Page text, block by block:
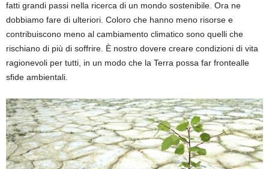
fatti grandi passi nella ricerca di un mondo sostenibile. Ora ne
dobbiamo fare di ulteriori. Coloro che hanno meno risorse e
contribuiscono meno al cambiamento climatico sono quelli che
rischiano di più di soffrire. È nostro dovere creare condizioni di vita
ragionevoli per tutti, in un modo che la Terra possa far frontealle
sfide ambientali.